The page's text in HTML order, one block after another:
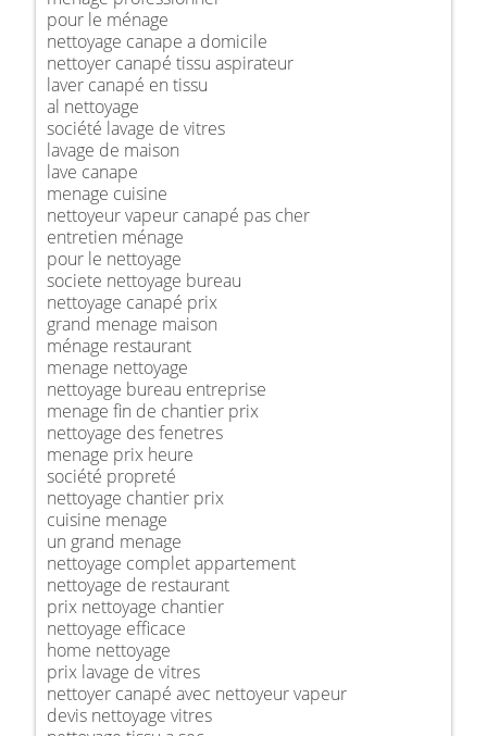
pour le ménage
nettoyage canape a domicile
nettoyer canapé tissu aspirateur
laver canapé en tissu
al nettoyage
société lavage de vitres
lavage de maison
lave canape
menage cuisine
nettoyeur vapeur canapé pas cher
entretien ménage
pour le nettoyage
societe nettoyage bureau
nettoyage canapé prix
grand menage maison
ménage restaurant
menage nettoyage
nettoyage bureau entreprise
menage fin de chantier prix
nettoyage des fenetres
menage prix heure
société propreté
nettoyage chantier prix
cuisine menage
un grand menage
nettoyage complet appartement
nettoyage de restaurant
prix nettoyage chantier
nettoyage efficace
home nettoyage
prix lavage de vitres
nettoyer canapé avec nettoyeur vapeur
devis nettoyage vitres